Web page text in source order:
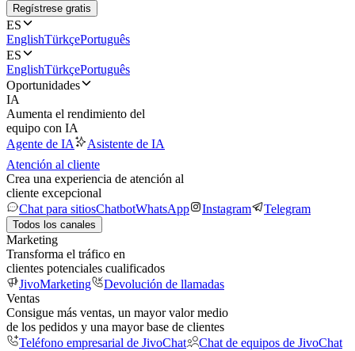
Regístrese gratis
ES
EnglishTürkçePortuguês
ES
EnglishTürkçePortuguês
Oportunidades
IA
Aumenta el rendimiento del
equipo con IA
Agente de IA
Asistente de IA
Atención al cliente
Crea una experiencia de atención al
cliente excepcional
Chat para sitiosChatbotWhatsApp Instagram Telegram
Todos los canales
Marketing
Transforma el tráfico en
clientes potenciales cualificados
JivoMarketing
Devolución de llamadas
Ventas
Consigue más ventas, un mayor valor medio
de los pedidos y una mayor base de clientes
Teléfono empresarial de JivoChat
Chat de equipos de JivoChat